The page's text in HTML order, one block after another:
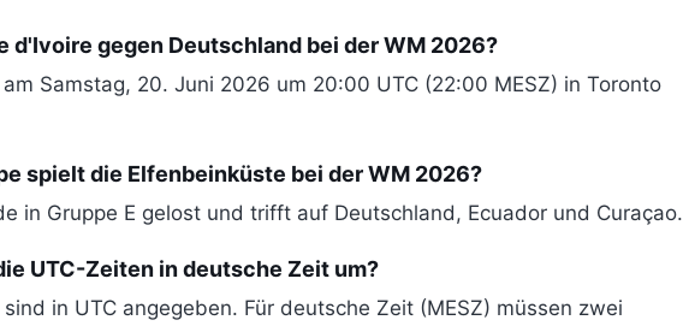
d'Ivoire gegen Deutschland bei der WM 2026?
Samstag, 20. Juni 2026 um 20:00 UTC (22:00 MESZ) in Toronto
spielt die Elfenbeinküste bei der WM 2026?
in Gruppe E gelost und trifft auf Deutschland, Ecuador und Curaçao.
UTC-Zeiten in deutsche Zeit um?
in UTC angegeben. Für deutsche Zeit (MESZ) müssen zwei